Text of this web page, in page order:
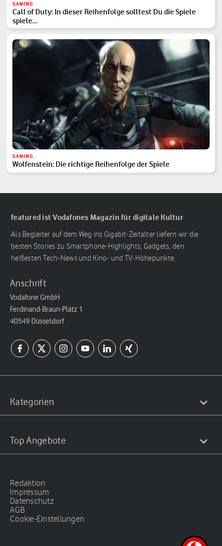
GAMING
Call of Duty: In dieser Reihenfolge solltest Du die Spiele
spiele…
GAMING
Wolfenstein: Die richtige Reihenfolge der Spiele
featured ist Vodafones Magazin für digitale Kultur
Als Begleiter auf dem Weg ins Gigabit-Zeitalter liefern wir die
besten Stories zu Smartphone-Highlights, Gadgets, den
heißesten Tech-News und Kino- und TV-Höhepunkte.
Anschrift
Vodafone GmbH
Ferdinand-Braun-Platz 1
40549 Düsseldorf
Kategorien
Top Angebote
Redaktion
Impressum
Datenschutz
AGB
Cookie-Einstellungen